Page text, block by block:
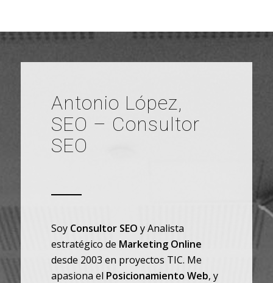
Antonio López,
SEO – Consultor
SEO
Soy Consultor SEO y Analista
estratégico de Marketing Online
desde 2003 en proyectos TIC. Me
apasiona el Posicionamiento Web, y